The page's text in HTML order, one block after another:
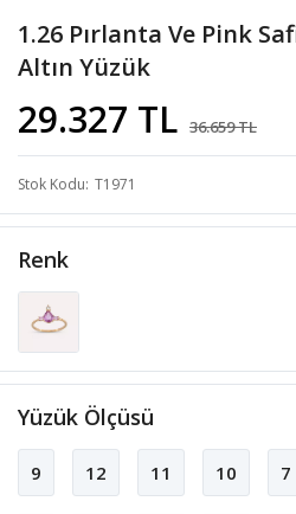
1.26 Pırlanta Ve Pink
Altın Yüzük
29.327 TL 36.659 TL
Stok Kodu T1971
Renk
Yüzük Ölçüsü
9 12 11 10 7